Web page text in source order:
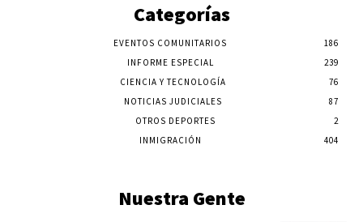
Categorías
EVENTOS COMUNITARIOS
186
INFORME ESPECIAL
239
CIENCIA Y TECNOLOGÍA
76
NOTICIAS JUDICIALES
87
OTROS DEPORTES
2
INMIGRACIÓN
404
Nuestra Gente